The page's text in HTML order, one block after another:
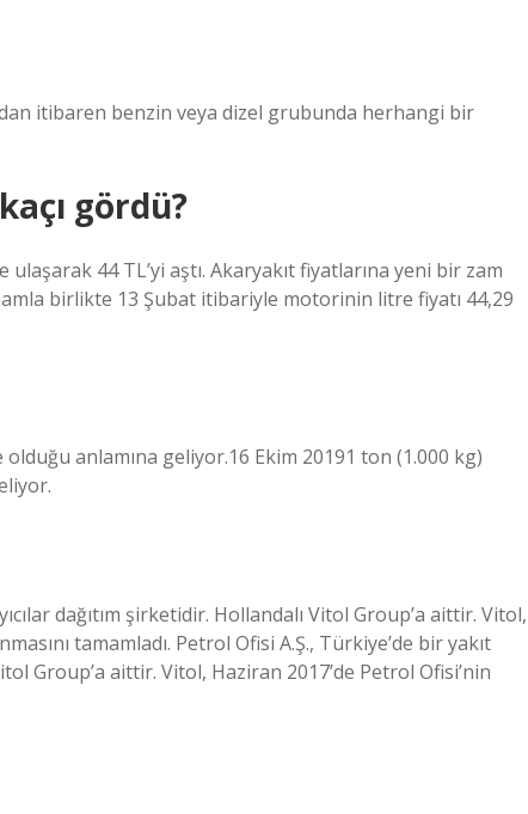
itibaren benzin veya dizel grubunda herhangi bir
gördü?
44 TL’yi aştı. Akaryakıt fiyatlarına yeni bir zam
birlikte 13 Şubat itibariyle motorinin litre fiyatı 44,29
anlamına geliyor.16 Ekim 20191 ton (1.000 kg)
dağıtım şirketidir. Hollandalı Vitol Group’a aittir. Vitol,
tamamladı. Petrol Ofisi A.Ş., Türkiye’de bir yakıt
Group’a aittir. Vitol, Haziran 2017’de Petrol Ofisi’nin